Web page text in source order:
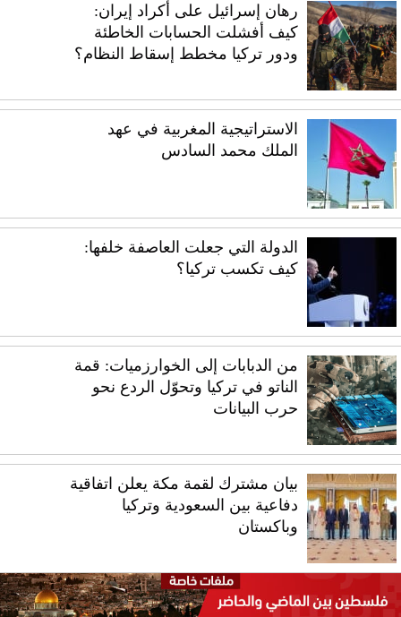
رهان إسرائيل على أكراد إيران:
كيف أفشلت الحسابات الخاطئة
ودور تركيا مخطط إسقاط النظام؟
الاستراتيجية المغربية في عهد
الملك محمد السادس
الدولة التي جعلت العاصفة خلفها:
كيف تكسب تركيا؟
من الدبابات إلى الخوارزميات: قمة
الناتو في تركيا وتحوّل الردع نحو
حرب البيانات
بيان مشترك لقمة مكة يعلن اتفاقية
دفاعية بين السعودية وتركيا
وباكستان